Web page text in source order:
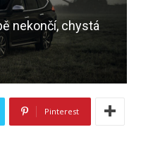
nekončí, chystá
Pinterest